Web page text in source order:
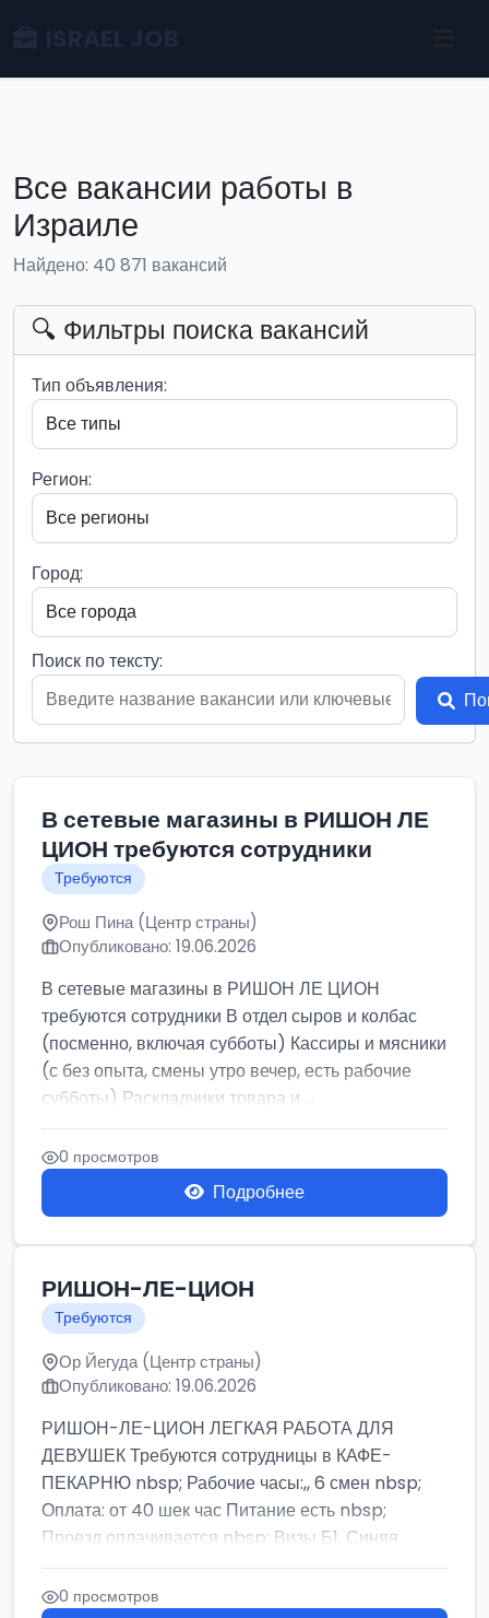
Все вакансии работы в
Израиле
Найдено: 40 871 вакансий
🔍 Фильтры поиска вакансий
Тип объявления:
Регион:
Город:
Поиск по тексту:
В сетевые магазины в РИШОН ЛЕ
ЦИОН требуются сотрудники
Требуются
Рош Пина (Центр страны)
Опубликовано: 19.06.2026
В сетевые магазины в РИШОН ЛЕ ЦИОН
требуются сотрудники В отдел сыров и колбас
(посменно, включая субботы) Кассиры и мясники
(с без опыта, смены утро вечер, есть рабочие
субботы) Раскладчики товара и ...
0 просмотров
Подробнее
РИШОН-ЛЕ-ЦИОН
Требуются
Ор Йегуда (Центр страны)
Опубликовано: 19.06.2026
РИШОН-ЛЕ-ЦИОН ЛЕГКАЯ РАБОТА ДЛЯ
ДЕВУШЕК Требуются сотрудницы в КАФЕ-
ПЕКАРНЮ nbsp; Рабочие часы:,, 6 смен nbsp;
Оплата: от 40 шек час Питание есть nbsp;
Проезд оплачивается nbsp; Визы Б1, Синяя
бумага,...
0 просмотров